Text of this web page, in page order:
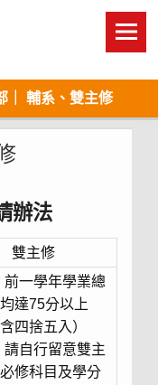
｜ 輔系、雙主修
辦法
雙主修
前一學年學業總
達75分以上
含四捨五入）
請自行留意雙主
修科目及學分